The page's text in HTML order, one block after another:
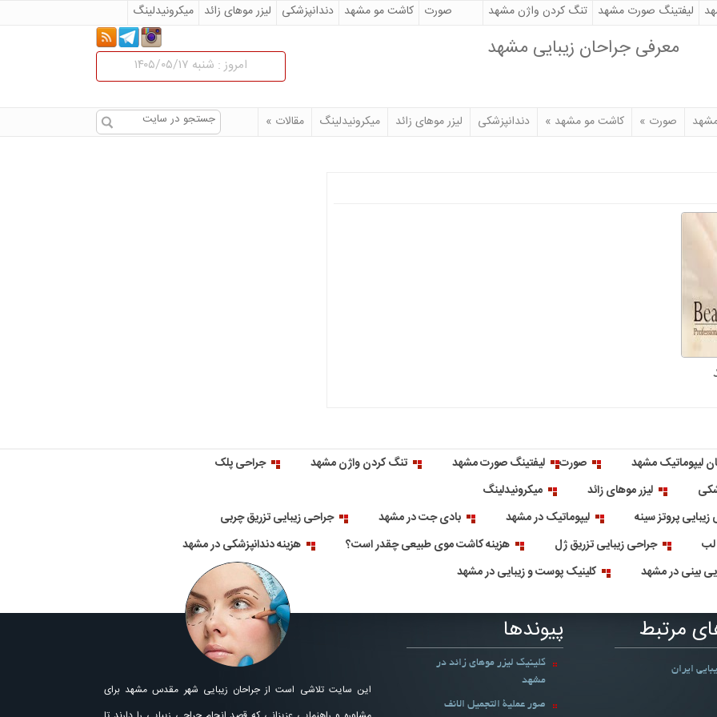
صورت لیفتینگ صورت مشهد تنگ کردن واژن مشهد
جراحی پلک
کاشت مو مشهد دندانپزشکی لیزر موهای زائد میکرونیدلینگ
لیپوماتیک در مشهد بادی جت در مشهد جراحی زیبایی تزریق چربی
جراحی زیبایی تزریق لب
کلینیک پوست و زیبایی در مشهد
معرفی جراحان زیبایی مشهد
امروز : شنبه ۱۴۰۵/۰۵/۱۷
صورت » کاشت مو مشهد » دندانپزشکی لیزر موهای زائد میکرونیدلینگ مقالات »
لیپوماتیک مشهد صورت لیفتینگ صورت مشهد تنگ کردن واژن مشهد
جراحی پلک
لیزر موهای زائد
میکرونیدلینگ
پروتز سینه لیپوماتیک در مشهد بادی جت در مشهد
جراحی زیبایی تزریق چربی
لب جراحی زیبایی تزریق ژل هزینه کاشت موی طبیعی چقدر است؟
هزینه دندانپزشکی در مشهد
بینی در مشهد
کلینیک پوست و زیبایی در مشهد
مرتبط
ایران
پیوندها
کلینیک لیزر موهای زائد در
مشهد
صور عملیة التجمیل الانف
این سایت تلاشی است از جراحان زیبایی شهر مقدس مشهد برای